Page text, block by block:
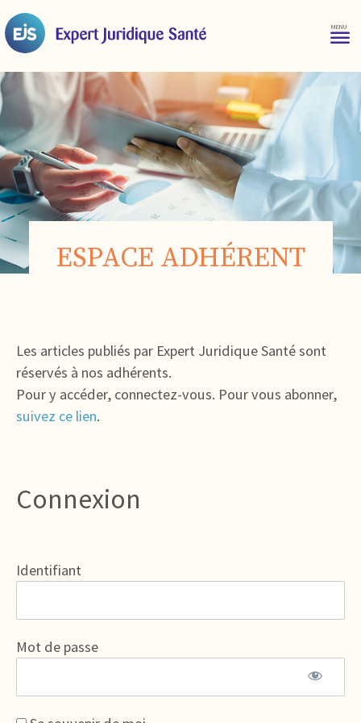
ESPACE ADHÉRENT
Les articles publiés par Expert Juridique Santé sont
réservés à nos adhérents.
Pour y accéder, connectez-vous. Pour vous abonner,
suivez ce lien.
Connexion
Identifiant
Mot de passe